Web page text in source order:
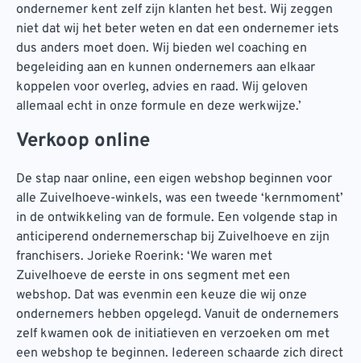
ondernemer kent zelf zijn klanten het best. Wij zeggen
niet dat wij het beter weten en dat een ondernemer iets
dus anders moet doen. Wij bieden wel coaching en
begeleiding aan en kunnen ondernemers aan elkaar
koppelen voor overleg, advies en raad. Wij geloven
allemaal echt in onze formule en deze werkwijze.’
Verkoop online
De stap naar online, een eigen webshop beginnen voor
alle Zuivelhoeve-winkels, was een tweede ‘kernmoment’
in de ontwikkeling van de formule. Een volgende stap in
anticiperend ondernemerschap bij Zuivelhoeve en zijn
franchisers. Jorieke Roerink: ‘We waren met
Zuivelhoeve de eerste in ons segment met een
webshop. Dat was evenmin een keuze die wij onze
ondernemers hebben opgelegd. Vanuit de ondernemers
zelf kwamen ook de initiatieven en verzoeken om met
een webshop te beginnen. Iedereen schaarde zich direct